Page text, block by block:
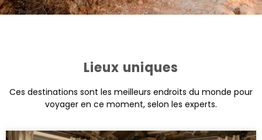
Lieux uniques
Ces destinations sont les meilleurs endroits du monde pour
voyager en ce moment, selon les experts.